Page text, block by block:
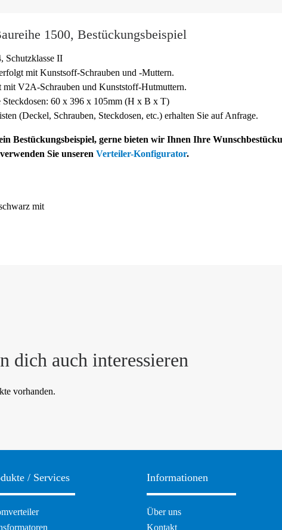
1500, Bestückungsbeispiel
Schutzklasse II
mit Kunstsoff-Schrauben und -Muttern.
mit V2A-Schrauben und Kunststoff-Hutmuttern.
Steckdosen: 60 x 396 x 105mm (H x B x T)
(Deckel, Schrauben, Steckdosen, etc.) erhalten Sie auf Anfrage.
Bestückungsbeispiel, gerne bieten wir Ihnen Ihre
Sie unseren Verteiler-Konfigurator.
mit
dich auch interessieren
vorhanden.
/ Services Informationen
Navigation
überspringen
Über uns
Kontakt